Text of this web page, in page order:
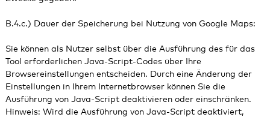
B.4.c.) Dauer der Speicherung bei Nutzung von Google Maps:
Sie können als Nutzer selbst über die Ausführung des für das
Tool erforderlichen Java-Script-Codes über Ihre
Browsereinstellungen entscheiden. Durch eine Änderung der
Einstellungen in Ihrem Internetbrowser können Sie die
Ausführung von Java-Script deaktivieren oder einschränken.
Hinweis: Wird die Ausführung von Java-Script deaktiviert,